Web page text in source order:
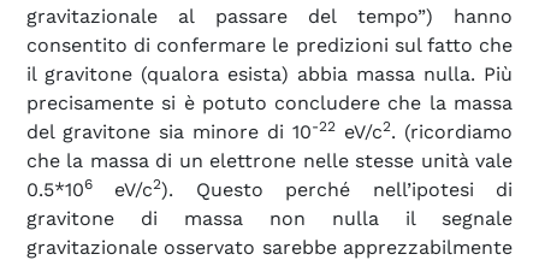
gravitazionale al passare del tempo”) hanno
consentito di confermare le predizioni sul fatto che
il gravitone (qualora esista) abbia massa nulla. Più
precisamente si è potuto concludere che la massa
del gravitone sia minore di 10-22 eV/c2. (ricordiamo
che la massa di un elettrone nelle stesse unità vale
0.5*106 eV/c2). Questo perché nell’ipotesi di
gravitone di massa non nulla il segnale
gravitazionale osservato sarebbe apprezzabilmente